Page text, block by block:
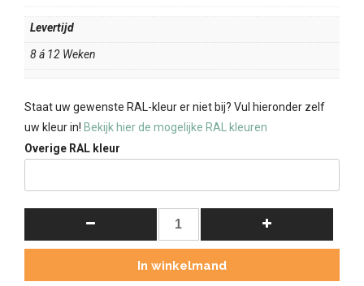
Levertijd
8 á 12 Weken
Staat uw gewenste RAL-kleur er niet bij? Vul hieronder zelf
uw kleur in! Bekijk hier de mogelijke RAL kleuren
Overige RAL kleur
In winkelmand